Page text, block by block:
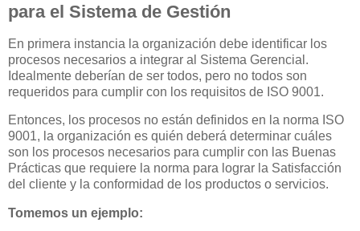
para el Sistema de Gestión
En primera instancia la organización debe identificar los
procesos necesarios a integrar al Sistema Gerencial.
Idealmente deberían de ser todos, pero no todos son
requeridos para cumplir con los requisitos de ISO 9001.
Entonces, los procesos no están definidos en la norma ISO
9001, la organización es quién deberá determinar cuáles
son los procesos necesarios para cumplir con las Buenas
Prácticas que requiere la norma para lograr la Satisfacción
del cliente y la conformidad de los productos o servicios.
Tomemos un ejemplo: